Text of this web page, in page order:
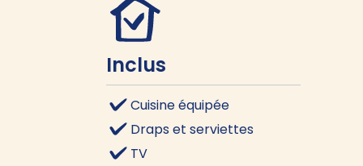
Inclus
Cuisine équipée
Draps et serviettes
TV